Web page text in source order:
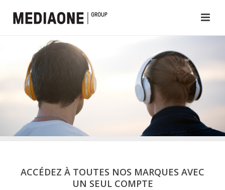
ACCÉDEZ À TOUTES NOS MARQUES AVEC
UN SEUL COMPTE